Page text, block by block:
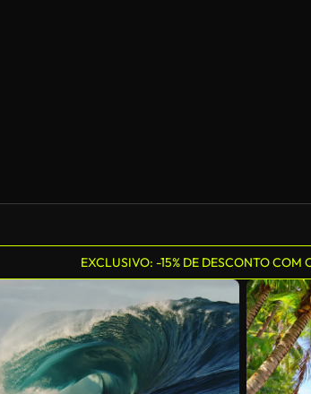
EXCLUSIVO: -15% DE DESCONTO COM